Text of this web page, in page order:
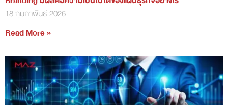
18 กุมภาพันธ์ 2026
Read More »